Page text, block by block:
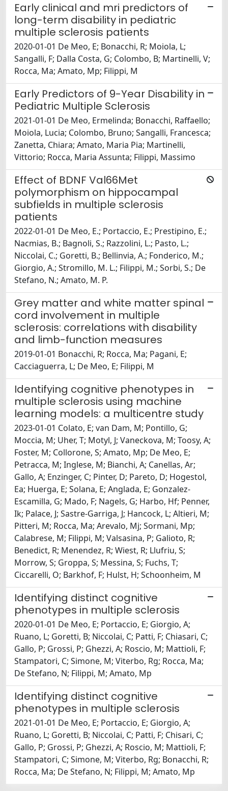
Early clinical and mri predictors of
long-term disability in pediatric
multiple sclerosis patients
2020-01-01 De Meo, E; Bonacchi, R; Moiola, L;
Sangalli, F; Dalla Costa, G; Colombo, B; Martinelli, V;
Rocca, Ma; Amato, Mp; Filippi, M
Early Predictors of 9-Year Disability in
Pediatric Multiple Sclerosis
2021-01-01 De Meo, Ermelinda; Bonacchi, Raffaello;
Moiola, Lucia; Colombo, Bruno; Sangalli, Francesca;
Zanetta, Chiara; Amato, Maria Pia; Martinelli,
Vittorio; Rocca, Maria Assunta; Filippi, Massimo
Effect of BDNF Val66Met
polymorphism on hippocampal
subfields in multiple sclerosis
patients
2022-01-01 De Meo, E.; Portaccio, E.; Prestipino, E.;
Nacmias, B.; Bagnoli, S.; Razzolini, L.; Pasto, L.;
Niccolai, C.; Goretti, B.; Bellinvia, A.; Fonderico, M.;
Giorgio, A.; Stromillo, M. L.; Filippi, M.; Sorbi, S.; De
Stefano, N.; Amato, M. P.
Grey matter and white matter spinal
cord involvement in multiple
sclerosis: correlations with disability
and limb-function measures
2019-01-01 Bonacchi, R; Rocca, Ma; Pagani, E;
Cacciaguerra, L; De Meo, E; Filippi, M
Identifying cognitive phenotypes in
multiple sclerosis using machine
learning models: a multicentre study
2023-01-01 Colato, E; van Dam, M; Pontillo, G;
Moccia, M; Uher, T; Motyl, J; Vaneckova, M; Toosy, A;
Foster, M; Collorone, S; Amato, Mp; De Meo, E;
Petracca, M; Inglese, M; Bianchi, A; Canellas, Ar;
Gallo, A; Enzinger, C; Pinter, D; Pareto, D; Hogestol,
Ea; Huerga, E; Solana, E; Anglada, E; Gonzalez-
Escamilla, G; Mado, F; Nagels, G; Harbo, Hf; Penner,
Ik; Palace, J; Sastre-Garriga, J; Hancock, L; Altieri, M;
Pitteri, M; Rocca, Ma; Arevalo, Mj; Sormani, Mp;
Calabrese, M; Filippi, M; Valsasina, P; Galioto, R;
Benedict, R; Menendez, R; Wiest, R; Llufriu, S;
Morrow, S; Groppa, S; Messina, S; Fuchs, T;
Ciccarelli, O; Barkhof, F; Hulst, H; Schoonheim, M
Identifying distinct cognitive
phenotypes in multiple sclerosis
2020-01-01 De Meo, E; Portaccio, E; Giorgio, A;
Ruano, L; Goretti, B; Niccolai, C; Patti, F; Chiasari, C;
Gallo, P; Grossi, P; Ghezzi, A; Roscio, M; Mattioli, F;
Stampatori, C; Simone, M; Viterbo, Rg; Rocca, Ma;
De Stefano, N; Filippi, M; Amato, Mp
Identifying distinct cognitive
phenotypes in multiple sclerosis
2021-01-01 De Meo, E; Portaccio, E; Giorgio, A;
Ruano, L; Goretti, B; Niccolai, C; Patti, F; Chisari, C;
Gallo, P; Grossi, P; Ghezzi, A; Roscio, M; Mattioli, F;
Stampatori, C; Simone, M; Viterbo, Rg; Bonacchi, R;
Rocca, Ma; De Stefano, N; Filippi, M; Amato, Mp